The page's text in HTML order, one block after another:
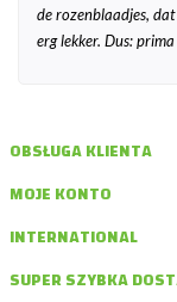
de rozenblaadjes,
erg lekker. Dus:
OBSŁUGA KLIENTA
MOJE KONTO
INTERNATIONAL
SUPER SZYBKA